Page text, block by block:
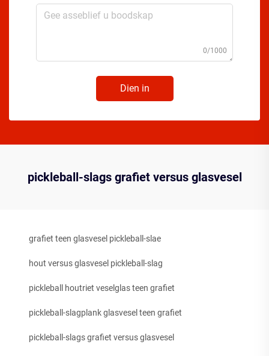
0/1000
Dien in
pickleball-slags grafiet versus glasvesel
grafiet teen glasvesel pickleball-slae
hout versus glasvesel pickleball-slag
pickleball houtriet veselglas teen grafiet
pickleball-slagplank glasvesel teen grafiet
pickleball-slags grafiet versus glasvesel